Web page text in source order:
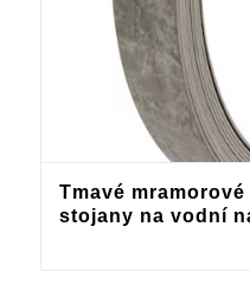
Tmavé
stojany na vodní